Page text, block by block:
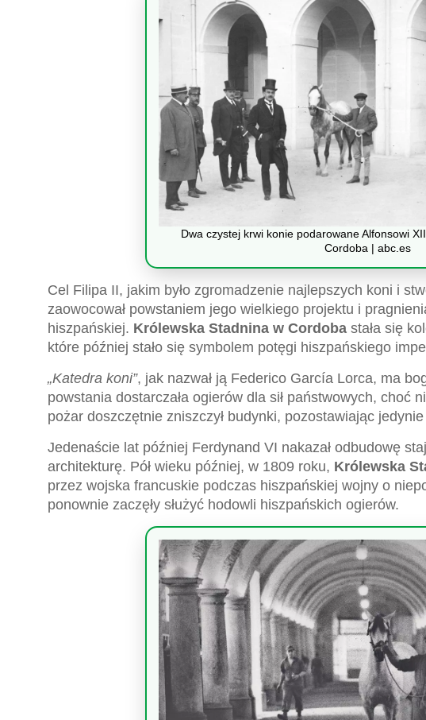
Dwa czystej krwi konie podarowane Alfonsowi
Cordoba | abc.es
Cel Filipa II, jakim było zgromadzenie najlepszych koni i
zaowocował powstaniem jego wielkiego projektu i
hiszpańskiej. Królewska Stadnina w Cordoba stała się
które później stało się symbolem potęgi hiszpańskiego
„Katedra koni”, jak nazwał ją Federico García Lorca, ma
powstania dostarczała ogierów dla sił państwowych, choć
pożar doszczętnie zniszczył budynki, pozostawiając
Jedenaście lat później Ferdynand VI nakazał odbudowę
architekturę. Pół wieku później, w 1809 roku, Królewska
przez wojska francuskie podczas hiszpańskiej wojny o
ponownie zaczęły służyć hodowli hiszpańskich ogierów.